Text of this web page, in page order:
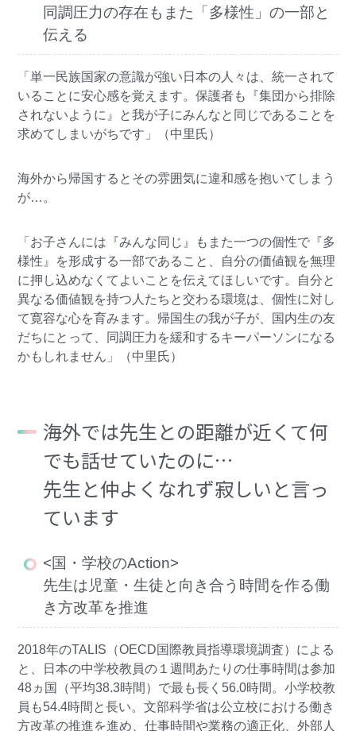
同調圧力の存在もまた「多様性」の一部と
伝える
「単一民族国家の意識が強い日本の人々は、統一されて
いることに安心感を覚えます。保護者も『集団から排除
されないように』と我が子にみんなと同じであることを
求めてしまいがちです」（中里氏）
海外から帰国するとその雰囲気に違和感を抱いてしまう
が…。
「お子さんには『みんな同じ』もまた一つの個性で『多
様性』を形成する一部であること、自分の価値観を無理
に押し込めなくてよいことを伝えてほしいです。自分と
異なる価値観を持つ人たちと交わる環境は、個性に対し
て寛容な心を育みます。帰国生の我が子が、国内生の友
だちにとって、同調圧力を緩和するキーパーソンになる
かもしれません」（中里氏）
海外では先生との距離が近くて何
でも話せていたのに…
先生と仲よくなれず寂しいと言っ
ています
<国・学校のAction>
先生は児童・生徒と向き合う時間を作る働
き方改革を推進
2018年のTALIS（OECD国際教員指導環境調査）による
と、日本の中学校教員の１週間あたりの仕事時間は参加
48ヵ国（平均38.3時間）で最も長く56.0時間。小学校教
員も54.4時間と長い。文部科学省は公立校における働き
方改革の推進を進め、仕事時間や業務の適正化、外部人